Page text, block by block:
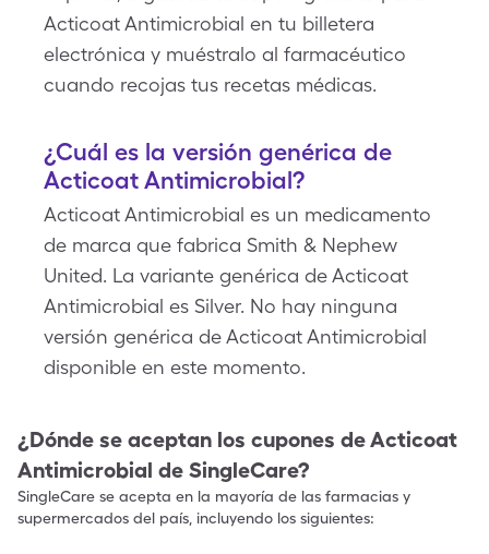
Acticoat Antimicrobial en tu billetera
electrónica y muéstralo al farmacéutico
cuando recojas tus recetas médicas.
¿Cuál es la versión genérica de
Acticoat Antimicrobial?
Acticoat Antimicrobial es un medicamento
de marca que fabrica Smith & Nephew
United. La variante genérica de Acticoat
Antimicrobial es Silver. No hay ninguna
versión genérica de Acticoat Antimicrobial
disponible en este momento.
¿Dónde se aceptan los cupones deActicoat
Antimicrobial de SingleCare?
SingleCare se acepta en la mayoría de las farmacias y
supermercados del país, incluyendo los siguientes: